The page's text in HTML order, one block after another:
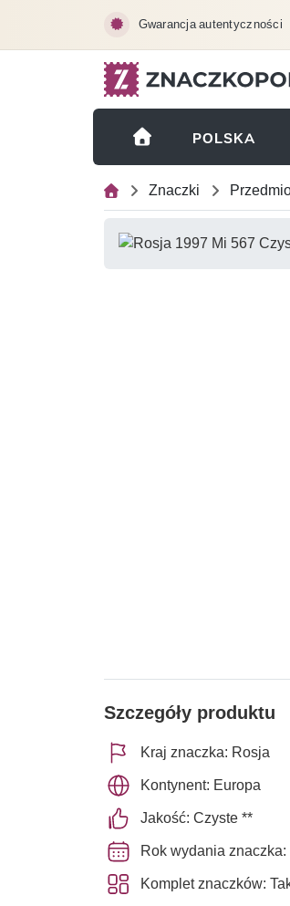
Gwarancja autentyczności
POLSKA
Znaczki
Szczegóły produktu
Kraj znaczka: Rosja
Kontynent: Europa
Jakość: Czyste **
Rok wydania znaczka:
Komplet znaczków: